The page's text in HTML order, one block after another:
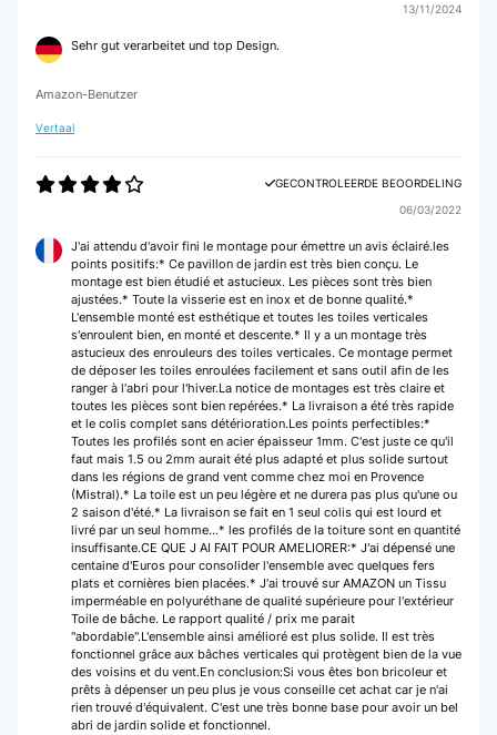
13/11/2024
Sehr gut verarbeitet und top Design.
Amazon-Benutzer
Vertaal
GECONTROLEERDE BEOORDELING
06/03/2022
J'ai attendu d'avoir fini le montage pour émettre un avis éclairé.les
points positifs:* Ce pavillon de jardin est très bien conçu. Le
montage est bien étudié et astucieux. Les pièces sont très bien
ajustées.* Toute la visserie est en inox et de bonne qualité.*
L'ensemble monté est esthétique et toutes les toiles verticales
s'enroulent bien, en monté et descente.* Il y a un montage très
astucieux des enrouleurs des toiles verticales. Ce montage permet
de déposer les toiles enroulées facilement et sans outil afin de les
ranger à l'abri pour l'hiver.La notice de montages est très claire et
toutes les pièces sont bien repérées.* La livraison a été très rapide
et le colis complet sans détérioration.Les points perfectibles:*
Toutes les profilés sont en acier épaisseur 1mm. C'est juste ce qu'il
faut mais 1.5 ou 2mm aurait été plus adapté et plus solide surtout
dans les régions de grand vent comme chez moi en Provence
(Mistral).* La toile est un peu légère et ne durera pas plus qu'une ou
2 saison d'été.* La livraison se fait en 1 seul colis qui est lourd et
livré par un seul homme...* les profilés de la toiture sont en quantité
insuffisante.CE QUE J AI FAIT POUR AMELIORER:* J'ai dépensé une
centaine d'Euros pour consolider l'ensemble avec quelques fers
plats et cornières bien placées.* J'ai trouvé sur AMAZON un Tissu
imperméable en polyuréthane de qualité supérieure pour l'extérieur
Toile de bâche. Le rapport qualité / prix me parait
"abordable".L'ensemble ainsi amélioré est plus solide. Il est très
fonctionnel grâce aux bâches verticales qui protègent bien de la vue
des voisins et du vent.En conclusion:Si vous êtes bon bricoleur et
prêts à dépenser un peu plus je vous conseille cet achat car je n'ai
rien trouvé d'équivalent. C'est une très bonne base pour avoir un bel
abri de jardin solide et fonctionnel.